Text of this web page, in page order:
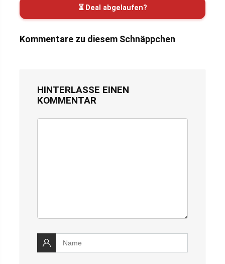
⏳ Deal abgelaufen?
Kommentare zu diesem Schnäppchen
HINTERLASSE EINEN
KOMMENTAR